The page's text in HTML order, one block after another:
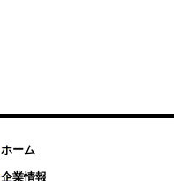
ホーム
企業情報